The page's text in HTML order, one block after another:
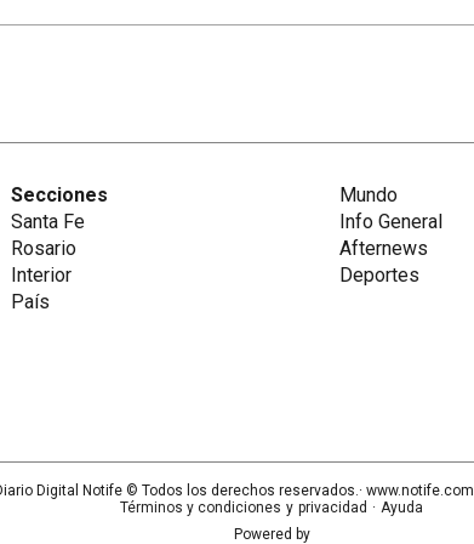
Secciones
Santa Fe
Rosario
Interior
País
Mundo
Info General
Afternews
Deportes
Digital Notife© Todos los derechos reservados.· www.notife.com
Términos y condiciones y privacidad · Ayuda
Powered by